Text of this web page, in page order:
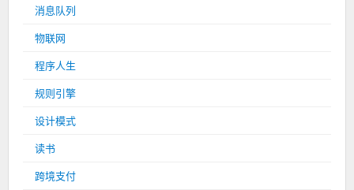
消息队列
物联网
程序人生
规则引擎
设计模式
读书
跨境支付